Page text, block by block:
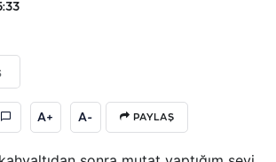
A+ A- PAYLAŞ